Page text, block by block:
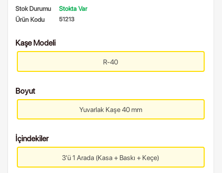
Stok Durumu
Stokta Var
Ürün Kodu
51213
Kaşe Modeli
R-40
Boyut
Yuvarlak Kaşe 40 mm
İçindekiler
3'ü 1 Arada (Kasa + Baskı + Keçe)